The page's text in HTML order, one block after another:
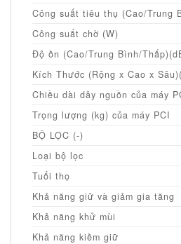
Công suất tiêu thụ (Cao/Trung
Công suất chờ (W)
Độ ồn (Cao/Trung Bình/
Kích Thước (Rộng x Cao x
Chiều dài dây nguồn của máy
Trọng lượng (kg) của máy PCI
BỘ LỌC (-)
Loại bộ lọc
Tuổi thọ
Khả năng giữ và giảm gia tăng
Khả năng khử mùi
Khả năng kiềm giữ